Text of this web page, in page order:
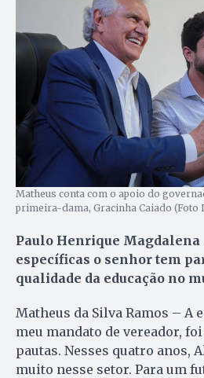
Matheus conta com o apoio do
primeira-dama, Gracinha Caiado (Foto
Paulo Henrique Magdalena
específicas o senhor tem
qualidade da educação no
Matheus da Silva Ramos – A
meu mandato de vereador,
pautas. Nesses quatro anos,
muito nesse setor. Para um